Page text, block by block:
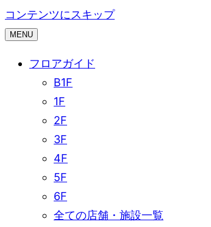
コンテンツにスキップ
MENU
フロアガイド
B1F
1F
2F
3F
4F
5F
6F
全ての店舗・施設一覧